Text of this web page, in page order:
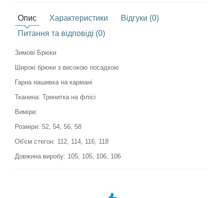
Опис Характеристики
Відгуки (0)
Питання та відповіді (0)
Зимові Брюки
Широкі брюки з високою посадкою
Гарна нашивка на кармані
Тканина: Тринитка на флісі
Виміри:
Розміри: 52, 54, 56, 58
Об'єм стегон: 112, 114, 116, 118
Довжина виробу: 105, 105, 106, 106